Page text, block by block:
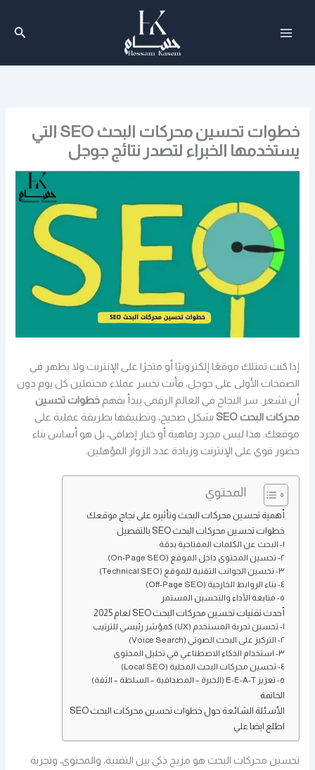
خطوات تحسين محركات البحث SEO التي
يستخدمها الخبراء لتصدر نتائج جوجل
إذا كنت تمتلك موقعًا إلكترونيًا أو متجرًا على الإنترنت ولا يظهر في
الصفحات الأولى على جوجل، فأنت تخسر عملاء محتملين كل يوم دون
أن تشعر. سر النجاح في العالم الرقمي يبدأ بفهمخطوات تحسين
محركات البحث SEO
بشكل صحيح، وتطبيقها بطريقة عملية على
موقعك. هذا ليس مجرد رفاهية أو خيار إضافي، بل هو أساس بناء
حضور قوي على الإنترنت وزيادة عدد الزوار المؤهلين.
المحتوي
أهمية تحسين محركات البحث وتأثيره على نجاح موقعك
خطوات تحسين محركات البحث SEO بالتفصيل
١- البحث عن الكلمات المفتاحية بدقة
٢- تحسين المحتوى داخل الموقع (On-Page SEO)
٣- تحسين الجوانب التقنية للموقع (Technical SEO)
٤- بناء الروابط الخارجية (Off-Page SEO)
٥- متابعة الأداء والتحسين المستمر
أحدث تقنيات تحسين محركات البحث SEO لعام 2025
١- تحسين تجربة المستخدم (UX) كمؤشر رئيسي للترتيب
٢- التركيز على البحث الصوتي (Voice Search)
٣- استخدام الذكاء الاصطناعي في تحليل المحتوى
٤- تحسين محركات البحث المحلية (Local SEO)
٥- تعزيز E-E-A-T (الخبرة – المصداقية – السلطة – الثقة)
الخاتمة
الأسئلة الشائعة حول خطوات تحسين محركات البحث SEO
اطلع ايضا علي
تحسين محركات البحث هو مزيج ذكي بين التقنية، والمحتوى، وتجربة